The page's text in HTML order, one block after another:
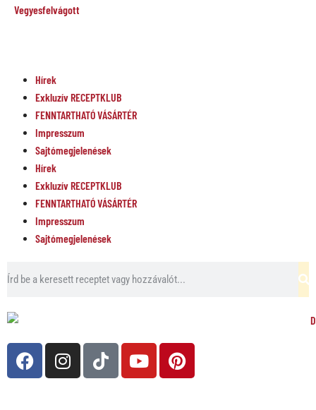
Vegyesfelvágott
Hírek
Exkluzív RECEPTKLUB
FENNTARTHATÓ VÁSÁRTÉR
Impresszum
Sajtómegjelenések
Hírek
Exkluzív RECEPTKLUB
FENNTARTHATÓ VÁSÁRTÉR
Impresszum
Sajtómegjelenések